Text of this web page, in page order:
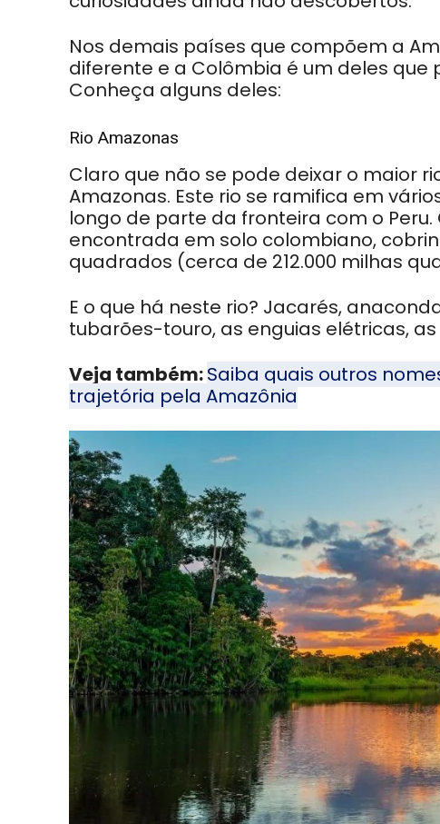
Nos demais países que compõem a
diferente e a Colômbia é um deles que
Conheça alguns deles:
Rio Amazonas
Claro que não se pode deixar o maior
Amazonas. Este rio se ramifica em
longo de parte da fronteira com o
encontrada em solo colombiano,
quadrados (cerca de 212.000 milhas
E o que há neste rio? Jacarés,
tubarões-touro, as enguias elétricas,
Veja também:Saiba quais outros
trajetória pela Amazônia